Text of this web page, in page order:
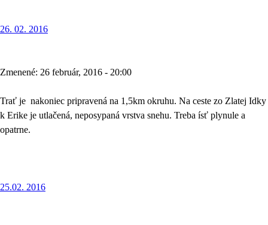
26. 02. 2016
Zmenené: 26 február, 2016 - 20:00
Trať je nakoniec pripravená na 1,5km okruhu. Na ceste zo Zlatej Idky
k Erike je utlačená, neposypaná vrstva snehu. Treba ísť plynule a
opatrne.
25.02. 2016